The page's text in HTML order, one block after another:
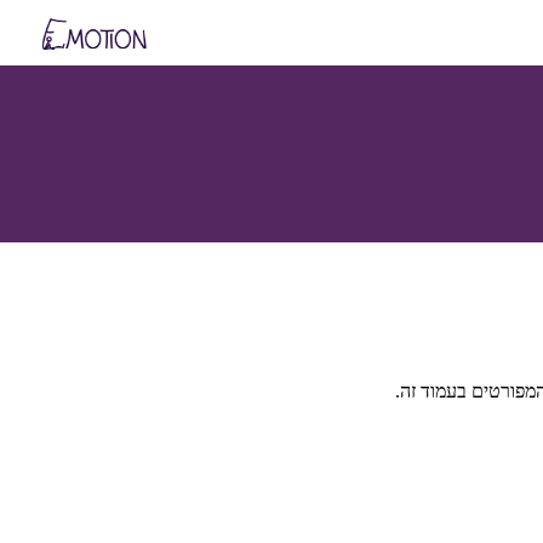
בעמוד זה.